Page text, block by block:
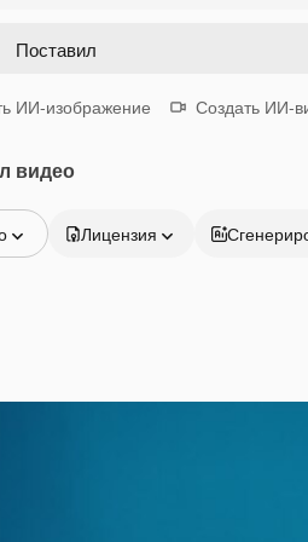
ИИ-изображение Создать ИИ-
видео
Лицензия